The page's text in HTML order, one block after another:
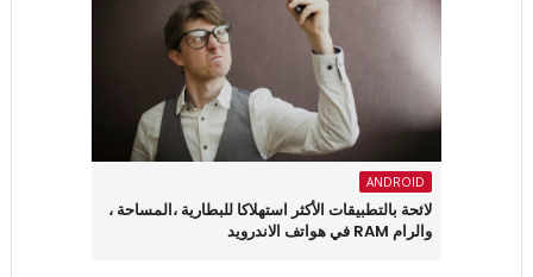
ANDROID
لائحة بالتطبيقات الأكثر استهلاكا للبطارية ،المساحة ،
والرام RAM في هواتف الاندرويد